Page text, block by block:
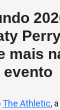
mais
evento
The Athletic,